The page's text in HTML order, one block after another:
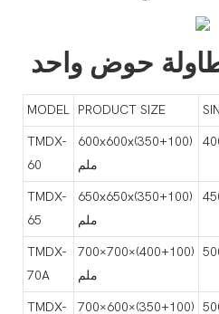
حوض واحد
MODEL PRODUCT SIZE
TMDX-
60
600x600x(350+100)
ملم
TMDX-
65
650x650x(350+100)
ملم
TMDX-
70A
700×700×(400+100)
ملم
TMDX- 700×600×(350+100)